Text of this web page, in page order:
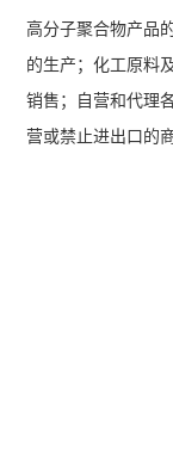
高分子聚合物产品
的生产；化工原料
销售；自营和代理
营或禁止进出口的